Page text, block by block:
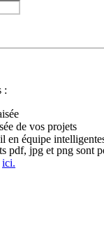
:
de vos projets
en équipe
ici.
pdf, jpg et png sont